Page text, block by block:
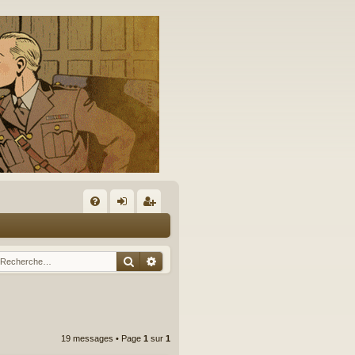
Q ne
xi
nr
eg
r
Rechercher
Recherche avancée
19 messages • Page 1 sur 1